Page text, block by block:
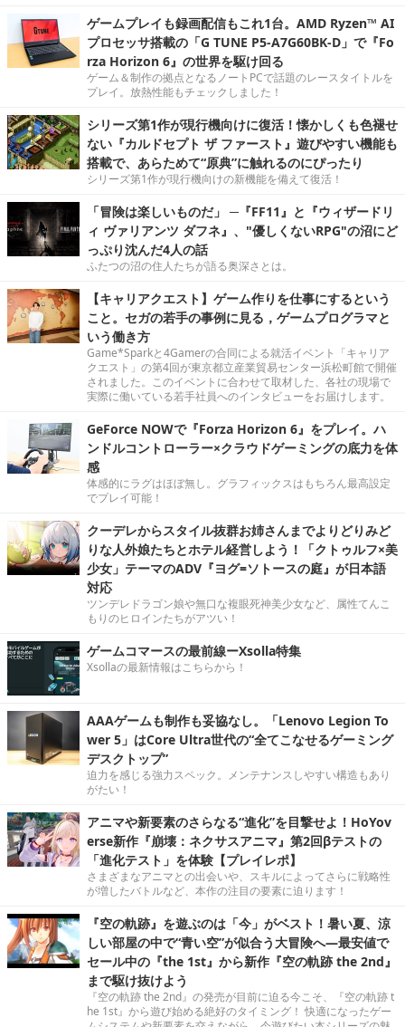
ゲームプレイも録画配信もこれ1台。AMD Ryzen™ AI
プロセッサ搭載の「G TUNE P5-A7G60BK-D」で『Fo
rza Horizon 6』の世界を駆け回る
ゲーム＆制作の拠点となるノートPCで話題のレースタイトルを
プレイ。放熱性能もチェックしました！
シリーズ第1作が現行機向けに復活！懐かしくも色褪せ
ない『カルドセプト ザ ファースト』遊びやすい機能も
搭載で、あらためて“原典”に触れるのにぴったり
シリーズ第1作が現行機向けの新機能を備えて復活！
「冒険は楽しいものだ」 ─『FF11』と『ウィザードリ
ィ ヴァリアンツ ダフネ』、"優しくないRPG"の沼にど
っぷり沈んだ4人の話
ふたつの沼の住人たちが語る奥深さとは。
【キャリアクエスト】ゲーム作りを仕事にするという
こと。セガの若手の事例に見る，ゲームプログラマと
いう働き方
Game*Sparkと4Gamerの合同による就活イベント「キャリア
クエスト」の第4回が東京都立産業貿易センター浜松町館で開催
されました。このイベントに合わせて取材した、各社の現場で
実際に働いている若手社員へのインタビューをお届けします。
GeForce NOWで『Forza Horizon 6』をプレイ。ハ
ンドルコントローラー×クラウドゲーミングの底力を体
感
体感的にラグはほぼ無し。グラフィックスはもちろん最高設定
でプレイ可能！
クーデレからスタイル抜群お姉さんまでよりどりみど
りな人外娘たちとホテル経営しよう！「クトゥルフ×美
少女」テーマのADV『ヨグ=ソトースの庭』が日本語
対応
ツンデレドラゴン娘や無口な複眼死神美少女など、属性てんこ
もりのヒロインたちがアツい！
ゲームコマースの最前線ーXsolla特集
Xsollaの最新情報はこちらから！
AAAゲームも制作も妥協なし。「Lenovo Legion To
wer 5」はCore Ultra世代の“全てこなせるゲーミング
デスクトップ”
迫力を感じる強力スペック。メンテナンスしやすい構造もあり
がたい！
アニマや新要素のさらなる“進化”を目撃せよ！HoYov
erse新作『崩壊：ネクサスアニマ』第2回βテストの
「進化テスト」を体験【プレイレポ】
さまざまなアニマとの出会いや、スキルによってさらに戦略性
が増したバトルなど、本作の注目の要素に迫ります！
『空の軌跡』を遊ぶのは「今」がベスト！暑い夏、涼
しい部屋の中で“青い空”が似合う大冒険へ―最安値で
セール中の『the 1st』から新作『空の軌跡 the 2nd』
まで駆け抜けよう
『空の軌跡 the 2nd』の発売が目前に迫る今こそ、『空の軌跡 t
he 1st』から遊び始める絶好のタイミング！ 快適になったゲー